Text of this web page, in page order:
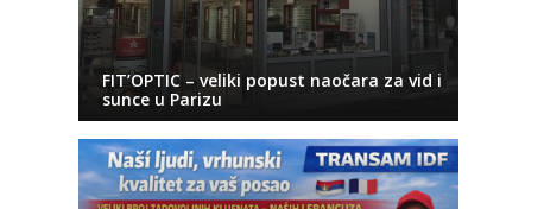
FIT’OPTIC – veliki popust naočara za vid i
sunce u Parizu